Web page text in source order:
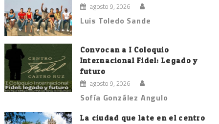
agosto 9, 2026
Luis Toledo Sande
Convocan a I Coloquio
Internacional Fidel: Legado y
futuro
agosto 9, 2026
Sofía González Angulo
La ciudad que late en el centro